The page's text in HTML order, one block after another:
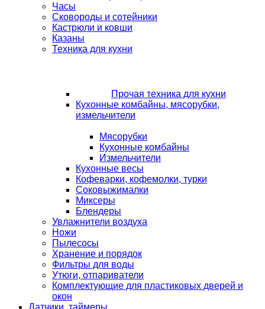
Часы
Сковороды и сотейники
Кастрюли и ковши
Казаны
Техника для кухни
Прочая техника для кухни
Кухонные комбайны, мясорубки,
измельчители
Мясорубки
Кухонные комбайны
Измельчители
Кухонные весы
Кофеварки, кофемолки, турки
Соковыжималки
Миксеры
Блендеры
Увлажнители воздуха
Ножи
Пылесосы
Хранение и порядок
Фильтры для воды
Утюги, отпариватели
Комплектующие для пластиковых дверей и
окон
Датчики, таймеры